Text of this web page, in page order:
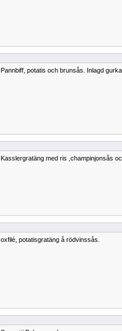
Pannbiff, potatis och brunsås. Inlagd
Kasslergratäng med ris ,champinjonsås
oxfilé, potatisgratäng å rödvinssås.